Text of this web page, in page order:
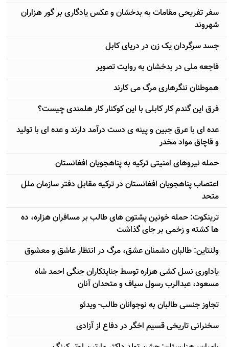
سفر تفریحی مقامات به بدخشان و عکس یادگاری بر گور هزاران
شهروند
جسد سرگردان یک زن در دریای کابل
فاجعه ملی در بدخشان به روایت تصویر
هموطنان ننگرهاری مرگ می کارند
فرق این گندم کار کابلی با این کوکنار کار هلمندی چیست؟
عده ای با عرق جبین و پینه ی دست درآمد دارند و عده ای با توليد
و قاچاق مواد مخدر
حمله نیروهای امنیتی ترکیه به پناهجویان افغانستان
اعتصاب پناهجویان افغانستان در ترکیه مقابل دفتر سازمان ملل
متحد
ترینکوت: حمله خونین پشتون های طالب بر مسافران هزاره، ده
ها کشته و زخمی بر جای گذاشت
ولنتاین: طالبان دشمنان عشق، مرگ در انتظار عاشق و معشوق
یاداوری نسل کشی هزاره توسط جنایتکاران جنگی احمد شاه
مسعود، عبدالرب رسول سیاف و متحدان آنان
تجاوز جنسی طالبان به نوجوانان طالب- ویدئو
سخنرانی تاریخی قسیم اخگر در دفاع از آزادی